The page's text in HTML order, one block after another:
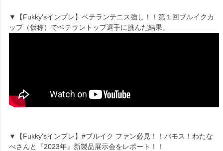
▼【Fukky'sインプレ】ベテランテニス強し！！第１回ブルイクカ
ップ（仮称）でベテラントップ選手に挑んだ結果。
▼【Fukky'sインプレ】#ブルイク ファン必見！！バモス！わたな
べさんと『2023年』新製品展示会をレポート！！